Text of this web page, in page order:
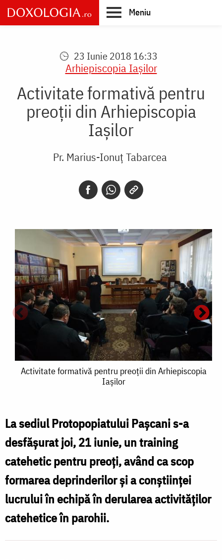
Skip
to
main
Meniu
23 Iunie 2018 16:33
Arhiepiscopia Iaşilor
Activitate formativă pentru
preoţii din Arhiepiscopia
Iaşilor
Pr. Marius-Ionuț Tabarcea
Activitate
preoţii
din
Arhiepiscopia
Activitate formativă pentru preoţii din Arhiepiscopia
Iaşilor
La sediul Protopopiatului Paşcani s-a
desfăşurat joi, 21 iunie, un training
catehetic pentru preoţi, având ca scop
formarea deprinderilor şi a conştiinţei
lucrului în echipă în derularea activităţilor
catehetice în parohii.